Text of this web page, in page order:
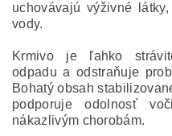
uchovávajú výživné
vody.
Krmivo je ľahko
odpadu a odstraňuje
Bohatý obsah
podporuje odolnosť
nákazlivým chorobám.